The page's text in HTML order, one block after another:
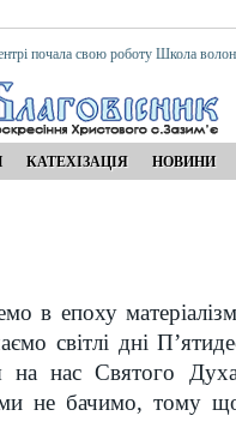
почала свою роботу Школа
КАТЕХІЗАЦІЯ НОВИНИ
в епоху
світлі дні
на нас Святого
не бачимо, тому